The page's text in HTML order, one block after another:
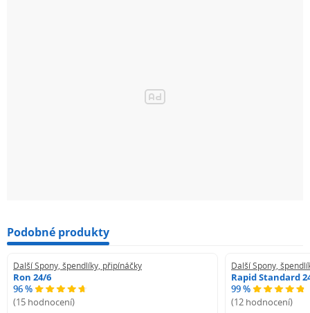
Podobné produkty
Další Spony, špendlíky, připínáčky
Ron 24/6
96 %
(15 hodnocení)
Další Spony,
Rapid Standard
99 %
(12 hodnocení)